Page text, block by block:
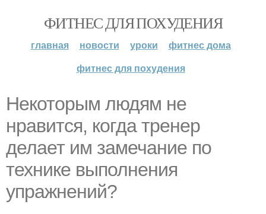
ФИТНЕС ДЛЯ ПОХУДЕНИЯ
главная новости уроки
фитнес дома
фитнес для похудения
Некоторым людям не
нравится, когда тренер
делает им замечание по
технике выполнения
упражнений?